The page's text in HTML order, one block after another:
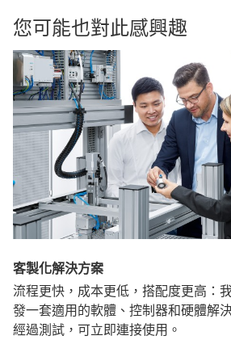
您可能也對此感興趣
客製化解決方案
流程更快，成本更低，搭配度更高：
發一套適用的軟體、控制器和硬體解
經過測試，可立即連接使用。